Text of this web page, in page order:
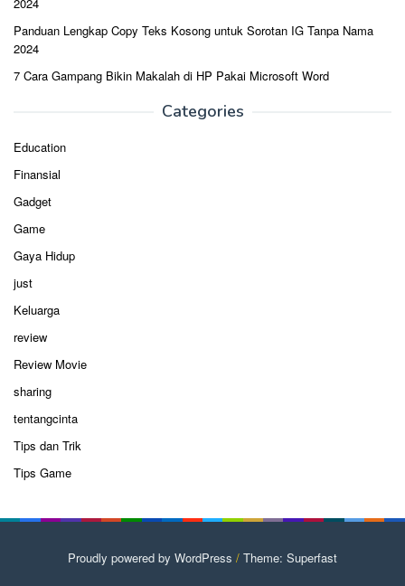
Panduan Lengkap Copy Teks Kosong untuk Sorotan IG Tanpa Nama
2024
7 Cara Gampang Bikin Makalah di HP Pakai Microsoft Word
Categories
Education
Finansial
Gadget
Game
Gaya Hidup
just
Keluarga
review
Review Movie
sharing
tentangcinta
Tips dan Trik
Tips Game
Proudly powered by WordPress / Theme: Superfast